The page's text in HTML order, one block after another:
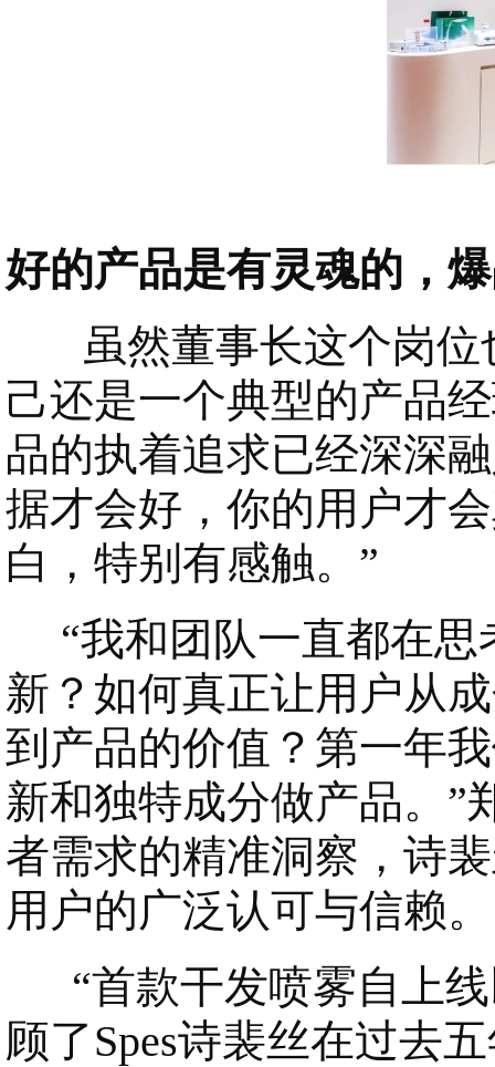
好的产品是有灵魂的，
虽然董事长这个岗位
己还是一个典型的产品
品的执着追求已经深深
据才会好，你的用户才
白，特别有感触。”
“我和团队一直都在
新？如何真正让用户从
到产品的价值？第一年
新和独特成分做产品。”
者需求的精准洞察，诗
用户的广泛认可与信赖。
“首款干发喷雾自上线
顾了Spes诗裴丝在过去